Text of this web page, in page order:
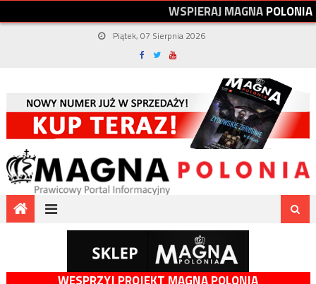
WSPIERAJMAGNAPOLONIA
Piątek, 07 Sierpnia 2026
WESPRZYJ PROJEKT MAGNA POLONIA